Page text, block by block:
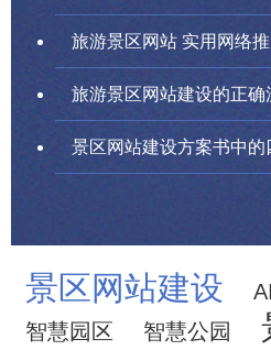
旅游景区网站 实用网络推
旅游景区网站建设的正确
景区网站建设方案书中的
景区网站建设
智慧园区
智慧公园